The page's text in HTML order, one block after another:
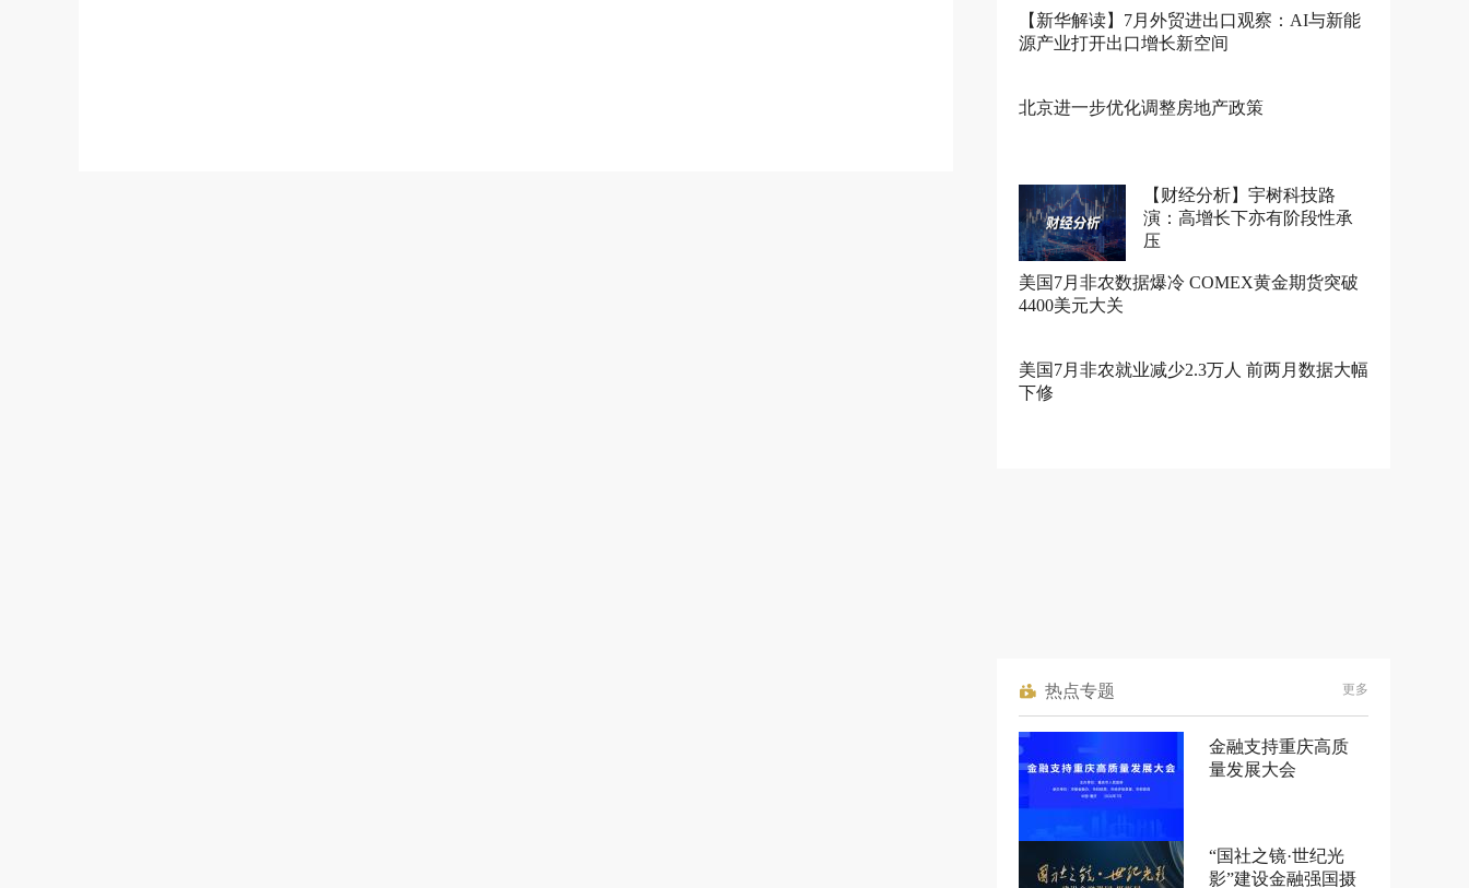
【新华解读】7月外贸进出口观察：AI与新能
源产业打开出口增长新空间
北京进一步优化调整房地产政策
【财经分析】宇树科技路
演：高增长下亦有阶段性承
压
美国7月非农数据爆冷 COMEX黄金期货突破
4400美元大关
美国7月非农就业减少2.3万人 前两月数据大幅
下修
热点专题 更多
金融支持重庆高质
量发展大会
“国社之镜·世纪光
影”建设金融强国摄